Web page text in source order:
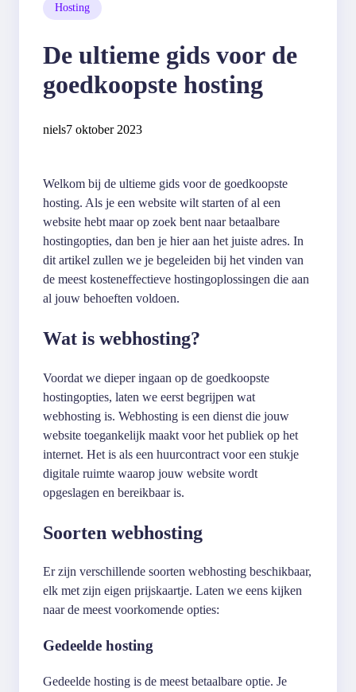
Hosting
De ultieme gids voor de
goedkoopste hosting
niels7 oktober 2023
Welkom bij de ultieme gids voor de goedkoopste
hosting. Als je een website wilt starten of al een
website hebt maar op zoek bent naar betaalbare
hostingopties, dan ben je hier aan het juiste adres. In
dit artikel zullen we je begeleiden bij het vinden van
de meest kosteneffectieve hostingoplossingen die aan
al jouw behoeften voldoen.
Wat is webhosting?
Voordat we dieper ingaan op de goedkoopste
hostingopties, laten we eerst begrijpen wat
webhosting is. Webhosting is een dienst die jouw
website toegankelijk maakt voor het publiek op het
internet. Het is als een huurcontract voor een stukje
digitale ruimte waarop jouw website wordt
opgeslagen en bereikbaar is.
Soorten webhosting
Er zijn verschillende soorten webhosting beschikbaar,
elk met zijn eigen prijskaartje. Laten we eens kijken
naar de meest voorkomende opties:
Gedeelde hosting
Gedeelde hosting is de meest betaalbare optie. Je